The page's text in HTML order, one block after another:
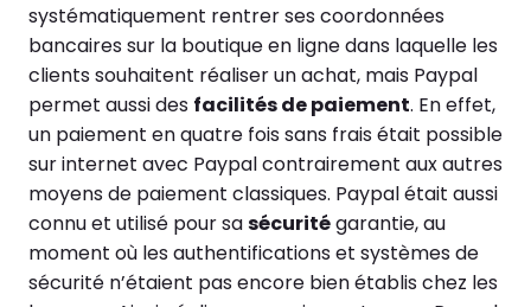
systématiquement rentrer ses coordonnées
bancaires sur la boutique en ligne dans laquelle les
clients souhaitent réaliser un achat, mais Paypal
permet aussi des facilités de paiement. En effet,
un paiement en quatre fois sans frais était possible
sur internet avec Paypal contrairement aux autres
moyens de paiement classiques. Paypal était aussi
connu et utilisé pour sasécuritégarantie, au
moment où les authentifications et systèmes de
sécurité n’étaient pas encore bien établis chez les